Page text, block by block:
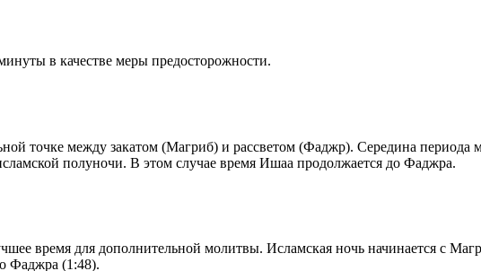
в качестве меры предосторожности.
точке между закатом (Магриб) и рассветом (Фаджр). Середина периода
полуночи. В этом случае время Ишаа продолжается до Фаджра.
время для дополнительной молитвы. Исламская ночь начинается с
Фаджра (1:48).